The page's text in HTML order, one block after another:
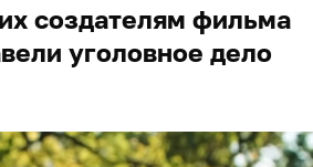
создателям фильма
уголовное дело